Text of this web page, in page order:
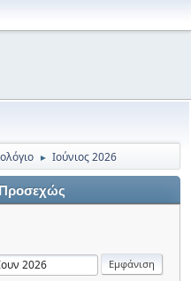
► Ιούνιος 2026
Προσεχώς